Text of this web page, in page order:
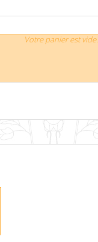
Votre panier est vide.